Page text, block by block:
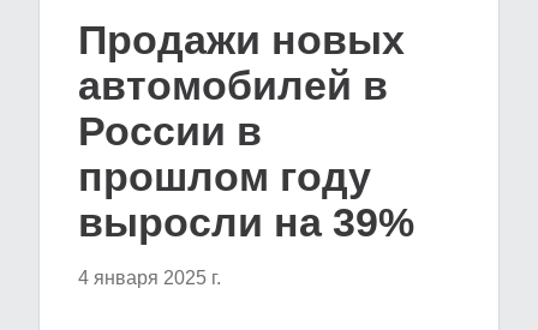
Продажи новых
автомобилей в
России в
прошлом году
выросли на 39%
4 января 2025 г.